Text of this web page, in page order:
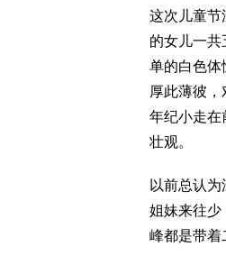
这次儿童节
的女儿一
单的白色体
厚此薄彼
年纪小走在
壮观。
以前总认
姐妹来往少
峰都是带着